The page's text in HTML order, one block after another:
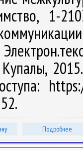
1-
Подробнее